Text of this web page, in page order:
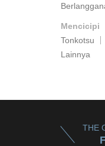
Mencicipi
Tonkotsu
Lainnya
THE